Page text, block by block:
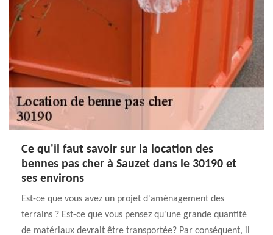
Ce qu'il faut savoir sur la location des
bennes pas cher à Sauzet dans le 30190 et
ses environs
Est-ce que vous avez un projet d'aménagement des
terrains ? Est-ce que vous pensez qu'une grande quantité
de matériaux devrait être transportée? Par conséquent, il